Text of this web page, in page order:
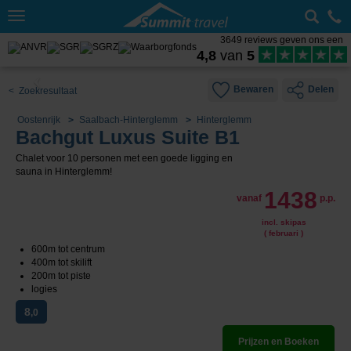
Toggle
3649 reviews geven ons een
4,8 van 5
< Zoekresultaat Bewaren Delen
Oostenrijk Saalbach-Hinterglemm Hinterglemm
Bachgut Luxus Suite B1
Chalet voor 10 personen met een goede ligging en
sauna in Hinterglemm!
vanaf 1438 p.p.
incl. skipas
( februari )
600m tot centrum
400m tot skilift
200m tot piste
logies
8,0
Prijzen en Boeken